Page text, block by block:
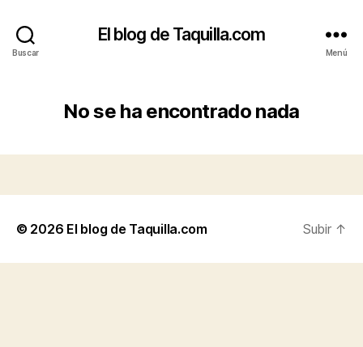
Buscar
El blog de Taquilla.com
Menú
No se ha encontrado nada
© 2026 El blog de Taquilla.com Subir ↑